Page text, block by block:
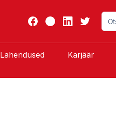
Lahendused Karjäär